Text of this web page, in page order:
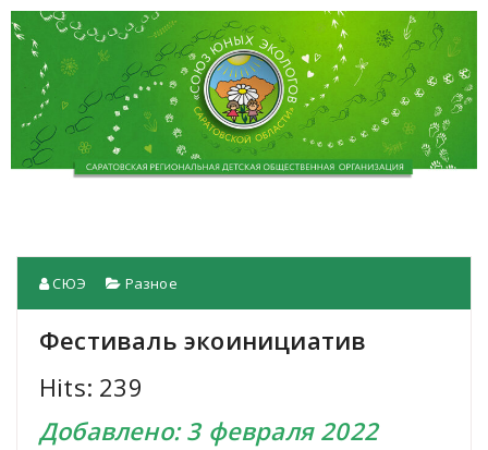
СЮЭ Разное
Фестиваль экоинициатив
Hits: 239
Добавлено: 3 февраля 2022